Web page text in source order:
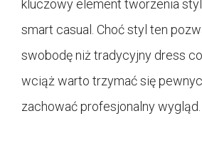
kluczowy element tworzenia
smart casual. Choć styl ten
swobodę niż tradycyjny dress
wciąż warto trzymać się
zachować profesjonalny wygląd.